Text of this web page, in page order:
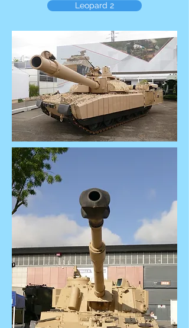
Leopard 2